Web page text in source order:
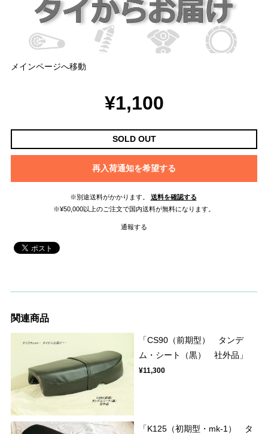
メインページへ移動
¥1,100
SOLD OUT
再入荷通知を希望する
※別途送料がかかります。
送料を確認する
※¥50,000以上のご注文で国内送料が無料になります。
通報する
関連商品
「CS90（前期型） タンデ
ム・シート（黒） 社外品」
¥11,300
「K125（初期型・mk-1） タ